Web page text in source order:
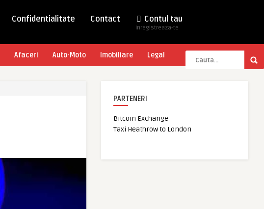
Confidentialitate Contact Contul tau
Inregistreaza-te
Afaceri Auto-Moto Imobiliare Legal
PARTENERI
Bitcoin Exchange
Taxi Heathrow to London